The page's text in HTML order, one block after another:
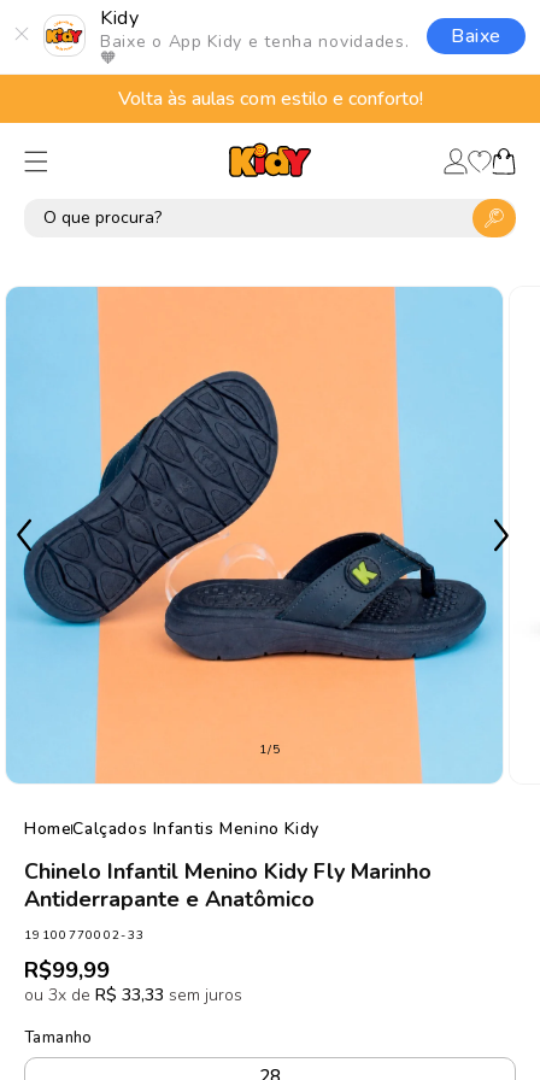
Kidy
Baixe o App Kidy e tenha novidades.
🧡
Baixe
para o
conteúdo
Volta às aulas com estilo e conforto!
Fazer
login
Lista
deCarrinho
1/de
5
HomeCalçados Infantis Menino Kidy
Chinelo Infantil Menino Kidy Fly Marinho
Antiderrapante e Anatômico
SKU:
19100770002-33
Preço
normal
R$99,99
ou 3x de R$ 33,33 sem juros
Tamanho